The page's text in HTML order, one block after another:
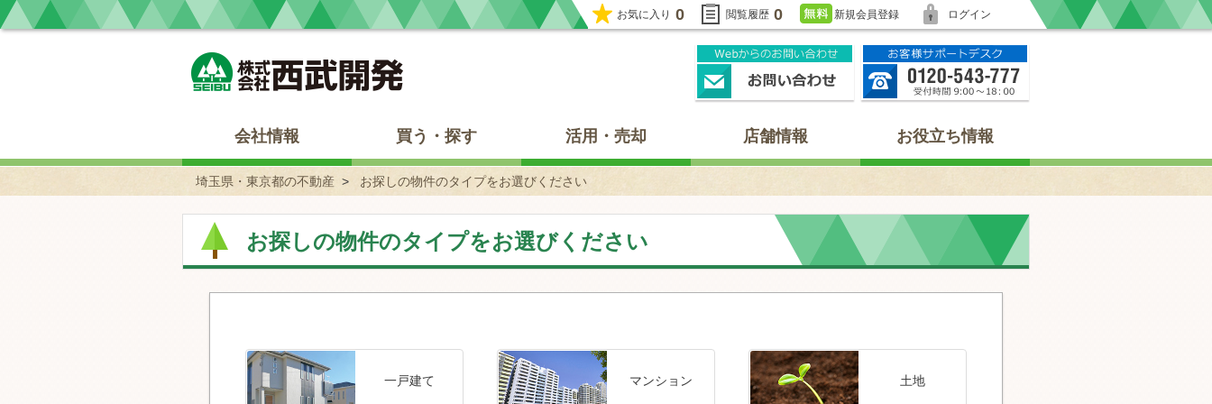
お気に入り 0 閲覧履歴 0 新規会員登録 ログイン
会社情報 買う・探す 活用・売却 店舗情報 お役立ち情報
埼玉県・東京都の不動産 お探しの物件のタイプをお選びください
お探しの物件のタイプをお選びください
一戸建て マンション 土地